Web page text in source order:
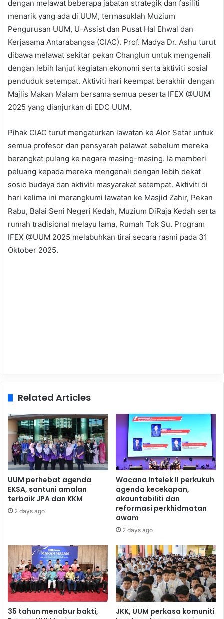
dengan melawat beberapa jabatan strategik dan fasiliti
menarik yang ada di UUM, termasuklah Muzium
Pengurusan UUM, U-Assist dan Pusat Hal Ehwal dan
Kerjasama Antarabangsa (CIAC). Prof. Madya Dr. Ashu turut
dibawa melawat sekitar pekan Changlun untuk mengenali
dengan lebih lanjut kegiatan ekonomi serta aktiviti sosial
penduduk setempat. Aktiviti hari keempat berakhir dengan
Majlis Makan Malam bersama semua peserta IFEX @UUM
2025 yang dianjurkan di EDC UUM.
Pihak CIAC turut mengaturkan lawatan ke Alor Setar untuk
semua profesor dan pensyarah pelawat sebelum mereka
berangkat pulang ke negara masing-masing. Ia memberi
peluang kepada mereka mengenali dengan lebih dekat
sosio budaya dan aktiviti masyarakat setempat. Aktiviti di
hari kelima ini merangkumi lawatan ke Masjid Zahir, Pekan
Rabu, Balai Seni Negeri Kedah, Muzium DiRaja Kedah serta
rumah tradisional melayu lama, Rumah Tok Su. Program
IFEX @UUM 2025 melabuhkan tirai secara rasmi pada 31
Oktober 2025.
Related Articles
UUM perhebat agenda
EKSA, santuni amalan
terbaik JPA dan KKM
2 days ago
Wacana Intelek II perkukuh
agenda kecekapan,
akauntabiliti dan
reformasi perkhidmatan
awam
2 days ago
35 tahun menabur bakti,
JKK, UUM perkasa komuniti